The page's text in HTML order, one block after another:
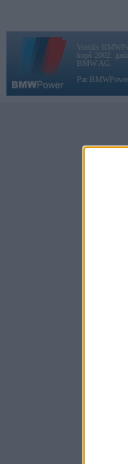
Vortāls
kopš 2002.
BMW AG.
Par